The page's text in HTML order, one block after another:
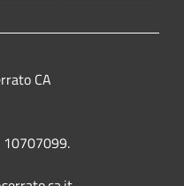
CA
10707099.